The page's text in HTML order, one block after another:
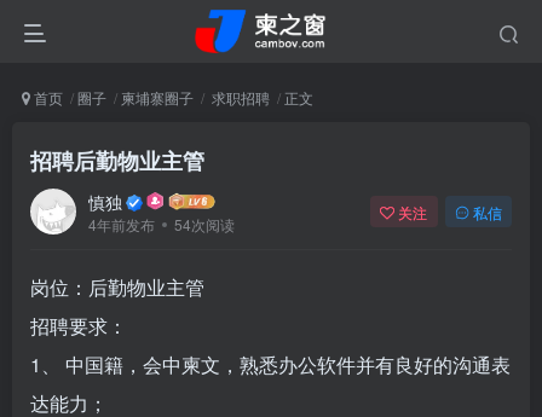
首页 圈子 柬埔寨圈子 求职招聘 正文
招聘后勤物业主管
慎独
4年前发布 54次阅读
关注 私信
岗位：后勤物业主管
招聘要求：
1、 中国籍，会中柬文，熟悉办公软件并有良好的沟通表
达能力；